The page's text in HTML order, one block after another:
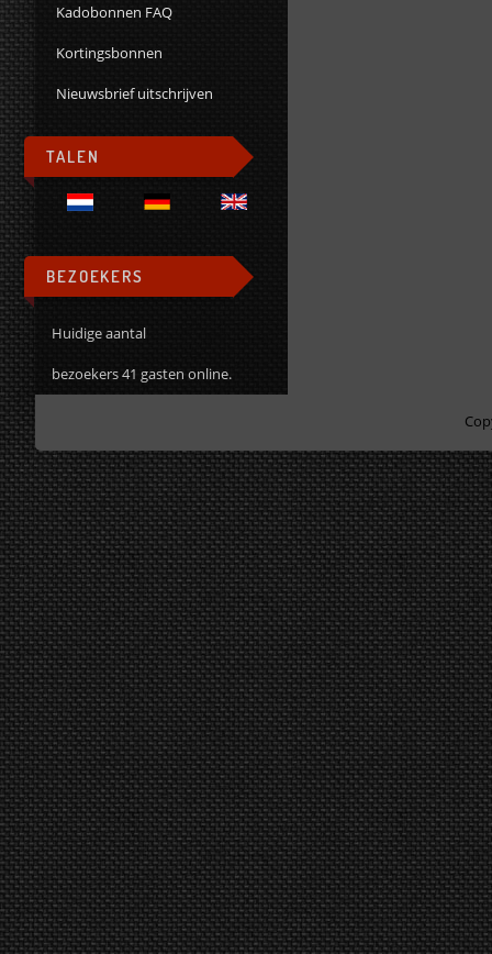
Kadobonnen FAQ
Kortingsbonnen
Nieuwsbrief uitschrijven
TALEN
BEZOEKERS
Huidige aantal
bezoekers 41 gasten online.